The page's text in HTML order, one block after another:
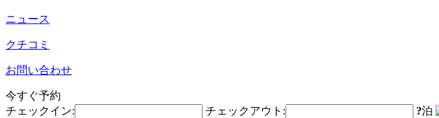
ニュース
クチコミ
お問い合わせ
今すぐ予約
チェックイン:
チェックアウト: ?泊